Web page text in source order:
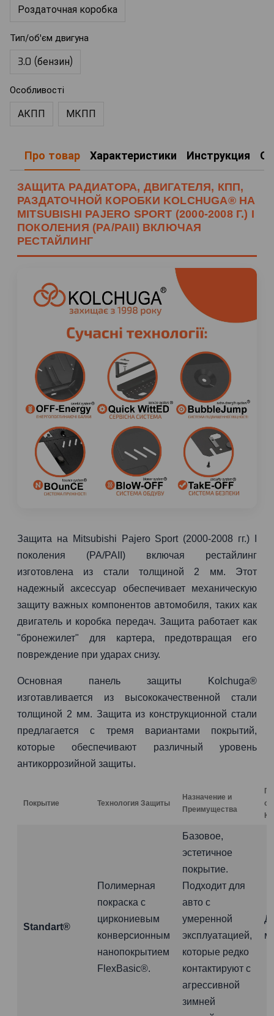
Роздаточная коробка
Тип/об'єм двигуна
3.0 (бензин)
Особливості
АКПП МКПП
Про товар Характеристики Инструкция
ЗАЩИТА РАДИАТОРА, ДВИГАТЕЛЯ, КПП,
РАЗДАТОЧНОЙ КОРОБКИ KOLCHUGA® НА
MITSUBISHI PAJERO SPORT (2000-2008 Г.) I
ПОКОЛЕНИЯ (PA/PAII) ВКЛЮЧАЯ
РЕСТАЙЛИНГ
Защита на Mitsubishi Pajero Sport (2000-2008 гг.) I
поколения (PA/PAII) включая рестайлинг
изготовлена из стали толщиной 2 мм. Этот
надежный аксессуар обеспечивает механическую
защиту важных компонентов автомобиля, таких как
двигатель и коробка передач. Защита работает как
"бронежилет" для картера, предотвращая его
повреждение при ударах снизу.
Основная панель защиты Kolchuga®
изготавливается из высококачественной стали
толщиной 2 мм. Защита из конструкционной стали
предлагается с тремя вариантами покрытий,
которые обеспечивают различный уровень
антикоррозийной защиты.
Покрытие Технология Защиты
Назначение и
Преимущества
от
Standart®
Полимерная
покраска с
циркониевым
конверсионным
нанопокрытием
FlexBasic®.
Базовое,
эстетичное
покрытие.
Подходит для
авто с
умеренной
эксплуатацией,
которые редко
контактируют с
агрессивной
зимней